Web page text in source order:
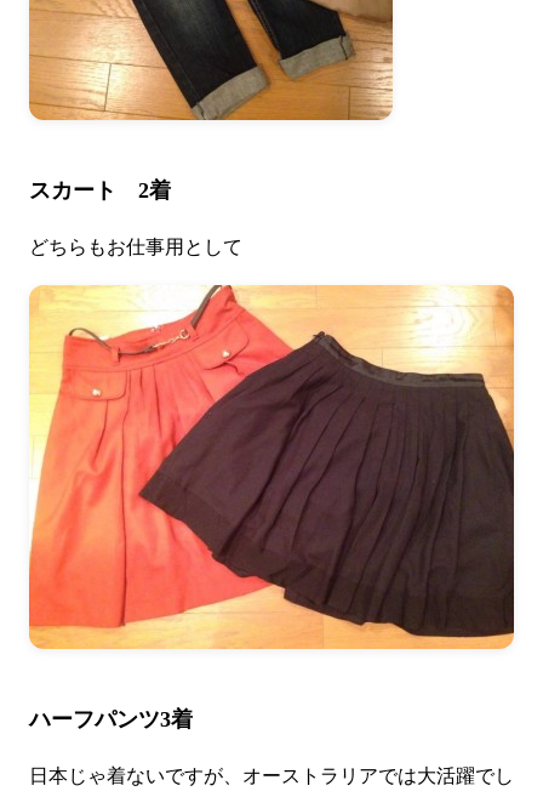
スカート 2着
どちらもお仕事用として
ハーフパンツ3着
日本じゃ着ないですが、オーストラリアでは大活躍でし